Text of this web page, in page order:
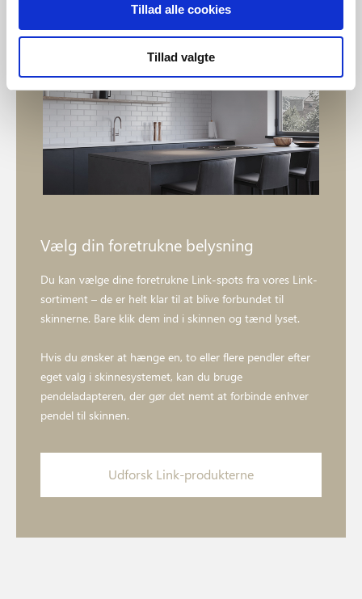
Tillad alle cookies
Tillad valgte
Vælg din foretrukne belysning
Du kan vælge dine foretrukne Link-spots fra vores Link-
sortiment – de er helt klar til at blive forbundet til
skinnerne. Bare klik dem ind i skinnen og tænd lyset.
Hvis du ønsker at hænge en, to eller flere pendler efter
eget valg i skinnesystemet, kan du bruge
pendeladapteren, der gør det nemt at forbinde enhver
pendel til skinnen.
Udforsk Link-produkterne